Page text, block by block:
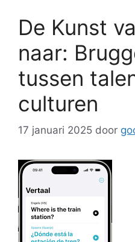
De Kunst
naar:
tussen
culturen
17 januari 2025 door